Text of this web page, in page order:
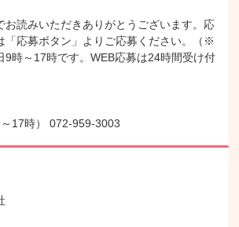
お読みいただきありがとうございます。応
「応募ボタン」よりご応募ください。（※
9時～17時です。WEB応募は24時間受け付
17時） 072-959-3003